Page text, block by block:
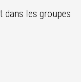
dans les groupes